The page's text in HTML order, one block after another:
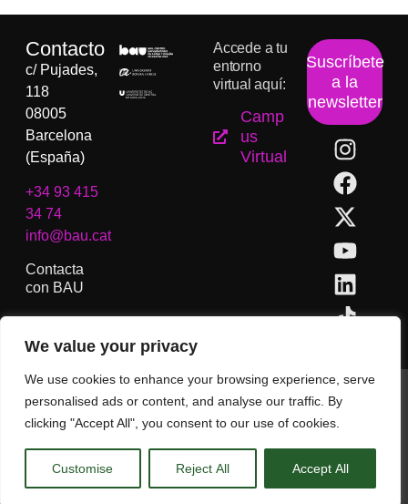
We value your privacy
We use cookies to enhance your browsing experience, serve
personalised ads or content, and analyse our traffic. By
clicking "Accept All", you consent to our use of cookies.
Customise Reject All Accept All
Contacto
c/ Pujades,
118
08005
Barcelona
(España)
+34 93 415
34 74
info@bau.cat
Contacta
con BAU
Accede a tu
entorno
virtual aquí:
Camp
us
Virtual
Suscríbete
a la
newsletter
BAU, Centro Universitario de Artes y Diseño de Barcelona.
Copyright © Todos los derechos reservados.
Aviso Legal
ES EN